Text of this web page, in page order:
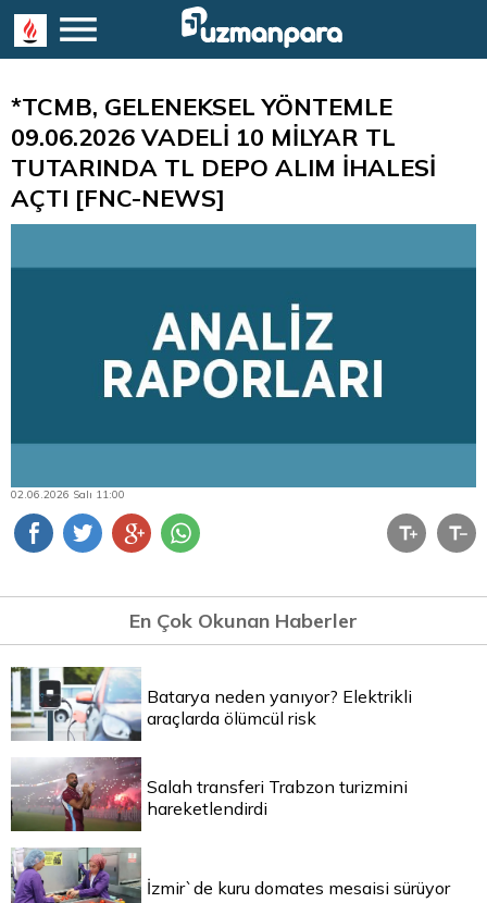
*TCMB, GELENEKSEL YÖNTEMLE
09.06.2026 VADELİ 10 MİLYAR TL
TUTARINDA TL DEPO ALIM İHALESİ
AÇTI [FNC-NEWS]
02.06.2026 Salı 11:00
En Çok Okunan Haberler
Batarya neden yanıyor? Elektrikli
araçlarda ölümcül risk
Salah transferi Trabzon turizmini
hareketlendirdi
İzmir`de kuru domates mesaisi sürüyor